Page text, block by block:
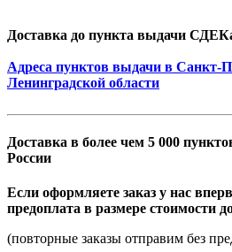
Доставка до пункта выдачи
Адреса пунктов выдачи в Санкт-
Ленинградской области
Доставка в более чем 5 000
России
Если оформляете заказ у нас
предоплата в размере стоимости
(повторные заказы отправим без